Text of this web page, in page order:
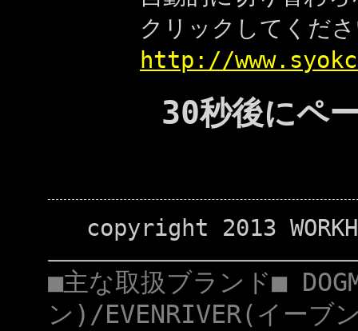
クリックしてくだ
http://
30秒後にペ
copyright 2013
■主な取扱ブランド■
ン)/EVENRIVER(イーブ